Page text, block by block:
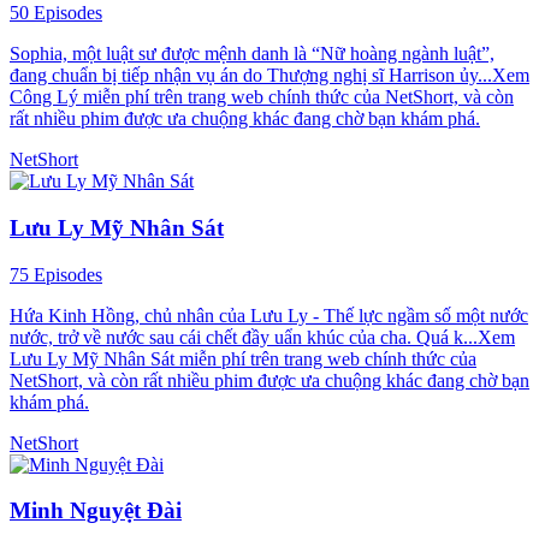
50 Episodes
Sophia, một luật sư được mệnh danh là “Nữ hoàng ngành luật”,
đang chuẩn bị tiếp nhận vụ án do Thượng nghị sĩ Harrison ủy...Xem
Công Lý miễn phí trên trang web chính thức của NetShort, và còn
rất nhiều phim được ưa chuộng khác đang chờ bạn khám phá.
NetShort
Lưu Ly Mỹ Nhân Sát
75 Episodes
Hứa Kinh Hồng, chủ nhân của Lưu Ly - Thế lực ngầm số một nước
nước, trở về nước sau cái chết đầy uẩn khúc của cha. Quá k...Xem
Lưu Ly Mỹ Nhân Sát miễn phí trên trang web chính thức của
NetShort, và còn rất nhiều phim được ưa chuộng khác đang chờ bạn
khám phá.
NetShort
Minh Nguyệt Đài